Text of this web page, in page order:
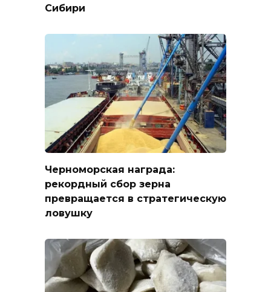
Сибири
Черноморская награда:
рекордный сбор зерна
превращается в стратегическую
ловушку